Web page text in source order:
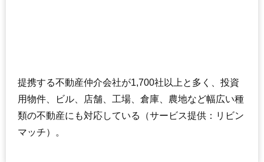
提携する不動産仲介会社が1,700社以上と多く、投資
用物件、ビル、店舗、工場、倉庫、農地など幅広い種
類の不動産にも対応している（サービス提供：リビン
マッチ）。